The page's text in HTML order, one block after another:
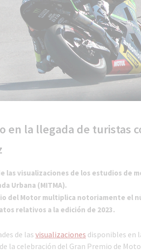
en la llegada de turistas
las visualizaciones de los estudios de
Urbana (MITMA).
del Motor multiplica notoriamente el
relativos a la edición de 2023.
de lasvisualizaciones disponibles en
la celebración del Gran Premio de